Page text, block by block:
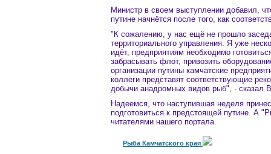
Министр в своем выступлении добавил,
путине начнётся после того, как
"К сожалению, у нас ещё не прошло
территориального управления. Я уже
идёт, предприятиям необходимо
забрасывать флот, привозить
организации путины камчатские
коллеги представят соответствующие
добычи анадромных видов рыб", - сказал
Надеемся, что наступившая неделя
подготовиться к предстоящей путине. А
читателями нашего портала.
Рыба Камчатского края